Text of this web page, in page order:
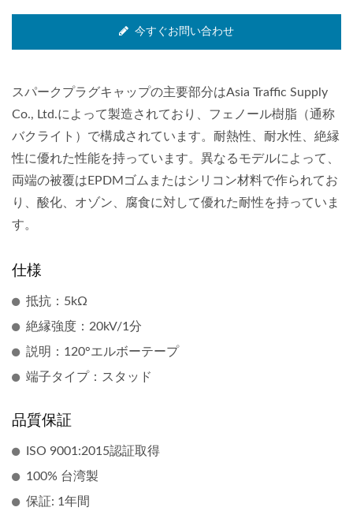
今すぐお問い合わせ
スパークプラグキャップの主要部分はAsia Traffic Supply
Co., Ltd.によって製造されており、フェノール樹脂（通称
バクライト）で構成されています。耐熱性、耐水性、絶縁
性に優れた性能を持っています。異なるモデルによって、
両端の被覆はEPDMゴムまたはシリコン材料で作られてお
り、酸化、オゾン、腐食に対して優れた耐性を持っていま
す。
仕様
抵抗：5kΩ
絶縁強度：20kV/1分
説明：120°エルボーテープ
端子タイプ：スタッド
品質保証
ISO 9001:2015認証取得
100% 台湾製
保証: 1年間